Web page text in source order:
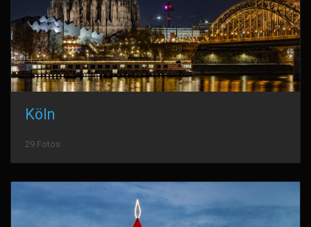
Köln
29 Fotos